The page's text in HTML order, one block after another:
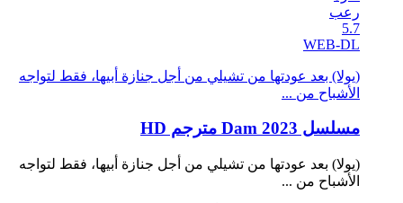
رعب
5.7
WEB-DL
(يولا) بعد عودتها من تشيلي من أجل جنازة أبيها، فقط لتواجه
الأشباح من ...
مسلسل Dam 2023 مترجم HD
(يولا) بعد عودتها من تشيلي من أجل جنازة أبيها، فقط لتواجه
الأشباح من ...